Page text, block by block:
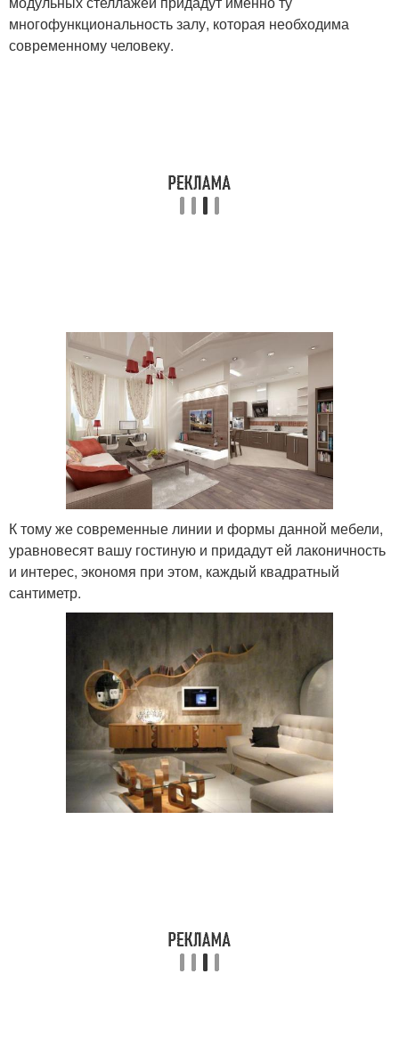
многофункциональность залу, которая необходима
современному человеку.
К тому же современные линии и формы данной мебели,
уравновесят вашу гостиную и придадут ей лаконичность
и интерес, экономя при этом, каждый квадратный
сантиметр.